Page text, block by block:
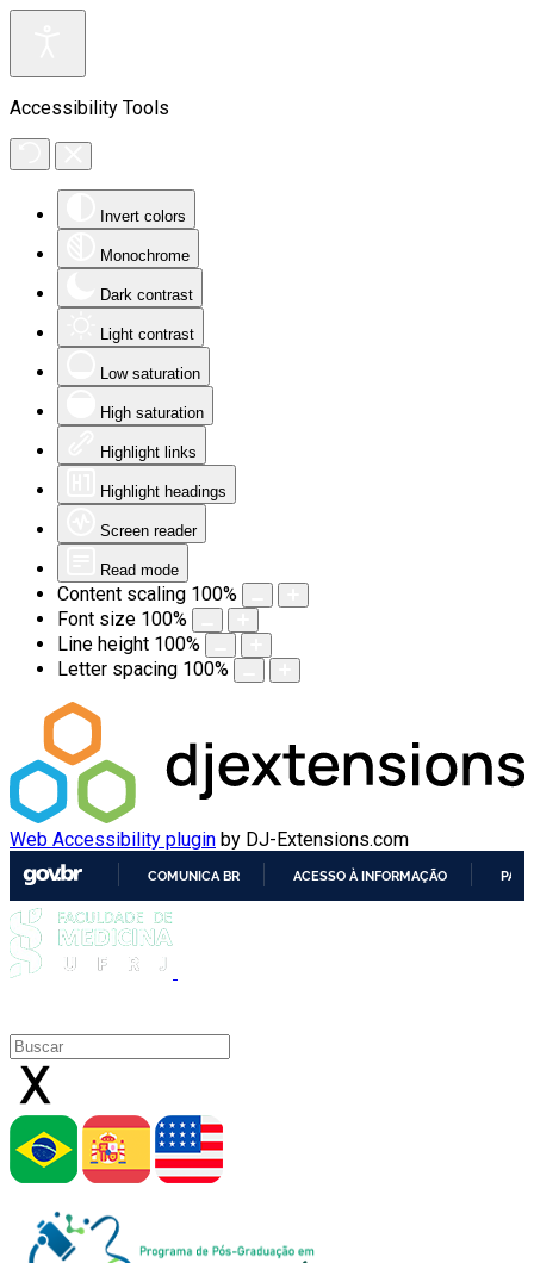
Accessibility Tools
Invert colors
Monochrome
Dark contrast
Light contrast
Low saturation
High saturation
Highlight links
Highlight headings
Screen reader
Read mode
Content scaling 100%
Font size 100%
Line height 100%
Letter spacing 100%
Web Accessibility plugin by DJ-Extensions.com
COMUNICA BR ACESSO À INFORMAÇÃO